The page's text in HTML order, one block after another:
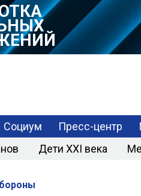
Социум Пресс-центр
Дети XXI века